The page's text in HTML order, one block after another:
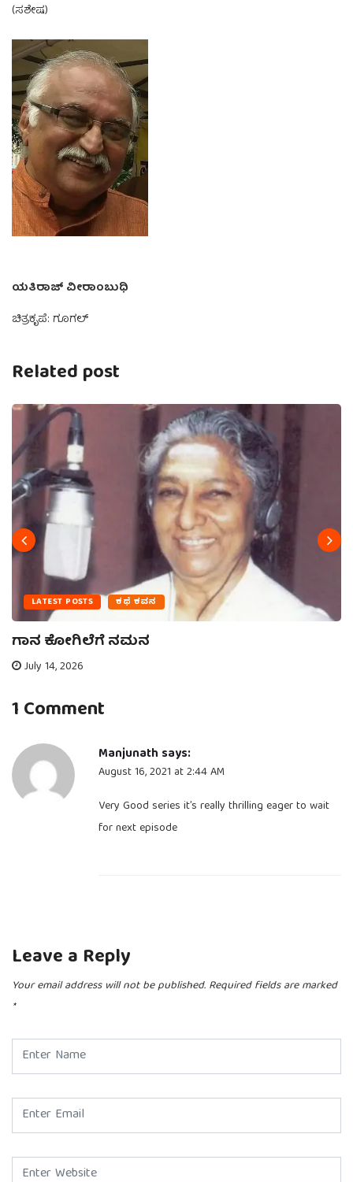
(ಸಶೇಷ)
ಯತಿರಾಜ್‌ ವೀರಾಂಬುಧಿ
ಚಿತ್ರಕೃಪೆ: ಗೂಗಲ್
Related post
LATEST POSTS ಕಥೆ ಕವನ
ಗಾನ ಕೋಗಿಲೆಗೆ ನಮನ
July 14, 2026
1 Comment
Manjunath says:
August 16, 2021 at 2:44 AM
Very Good series it’s really thrilling eager to wait
for next episode
Leave a Reply
Your email address will not be published. Required fields are marked
*